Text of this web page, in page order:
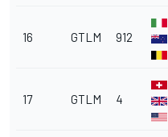
16 GTLM 912
17 GTLM 4